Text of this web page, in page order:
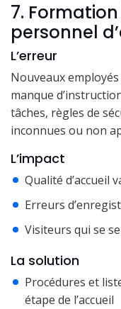
7.
personnel
L’erreur
Nouveaux
manque
tâches, règles de
inconnues ou non
L’impact
Qualité d’accueil
Erreurs
Visiteurs qui se
La solution
Procédures et
étape de l’accueil